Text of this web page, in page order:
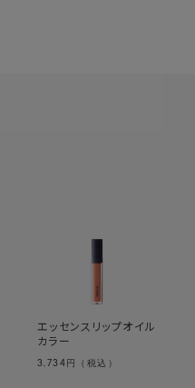
エッセンスリップオイル
カラー
3,734 円（税込）